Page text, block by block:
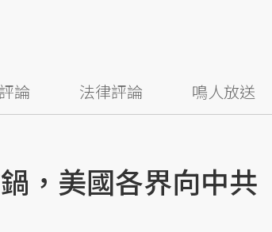
論 法律評論 鳴人放送
，美國各界向中共